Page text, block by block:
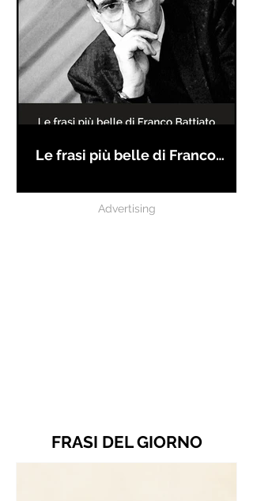
Le frasi più belle di Franco
Advertising
FRASI DEL GIORNO